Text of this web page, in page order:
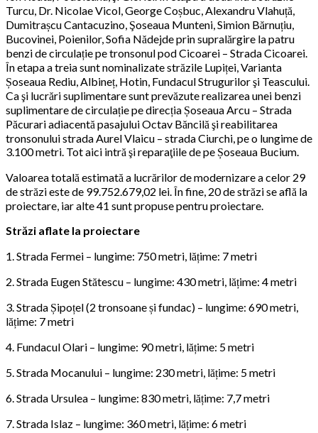
Turcu, Dr. Nicolae Vicol, George Coșbuc, Alexandru Vlahuță,
Dumitrașcu Cantacuzino, Şoseaua Munteni, Simion Bărnuțiu,
Bucovinei, Poienilor, Sofia Nădejde prin supralărgire la patru
benzi de circulație pe tronsonul pod Cicoarei – Strada Cicoarei.
În etapa a treia sunt nominalizate străzile Lupiței, Varianta
Șoseaua Rediu, Albineț, Hotin, Fundacul Strugurilor şi Teascului.
Ca şi lucrări suplimentare sunt prevăzute realizarea unei benzi
suplimentare de circulație pe direcția Șoseaua Arcu – Strada
Păcurari adiacentă pasajului Octav Băncilă şi reabilitarea
tronsonului strada Aurel Vlaicu – strada Ciurchi, pe o lungime de
3.100 metri. Tot aici intră şi reparaţiile de pe Șoseaua Bucium.
Valoarea totală estimată a lucrărilor de modernizare a celor 29
de străzi este de 99.752.679,02 lei. În fine, 20 de străzi se află la
proiectare, iar alte 41 sunt propuse pentru proiectare.
Străzi aflate la proiectare
1. Strada Fermei – lungime: 750 metri, lățime: 7 metri
2. Strada Eugen Stătescu – lungime: 430 metri, lățime: 4 metri
3. Strada Șipoțel (2 tronsoane și fundac) – lungime: 690 metri,
lățime: 7 metri
4. Fundacul Olari – lungime: 90 metri, lățime: 5 metri
5. Strada Mocanului – lungime: 230 metri, lățime: 5 metri
6. Strada Ursulea – lungime: 830 metri, lățime: 7,7 metri
7. Strada Islaz – lungime: 360 metri, lățime: 6 metri